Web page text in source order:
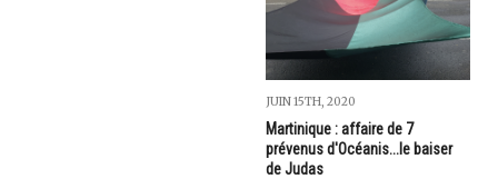
JUIN 15TH, 2020
Martinique : affaire de 7
prévenus d'Océanis...le baiser
de Judas